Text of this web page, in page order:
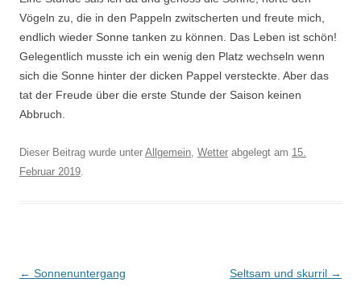
Vögeln zu, die in den Pappeln zwitscherten und freute mich,
endlich wieder Sonne tanken zu können. Das Leben ist schön!
Gelegentlich musste ich ein wenig den Platz wechseln wenn
sich die Sonne hinter der dicken Pappel versteckte. Aber das
tat der Freude über die erste Stunde der Saison keinen
Abbruch.
Dieser Beitrag wurde unter Allgemein, Wetter abgelegt am 15.
Februar 2019.
Beitrags-
← Sonnenuntergang Seltsam und skurril →